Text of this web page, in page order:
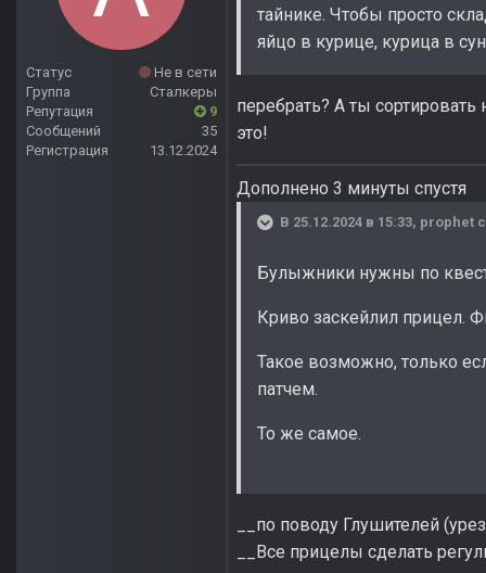
Статус
Не в сети
Группа
Сталкеры
Репутация
9
Сообщений
35
Регистрация
13.12.2024
тайнике. Чтобы просто
яйцо в курице, курица в
перебрать? А ты
это!
Дополнено 3 минуты спустя
В 25.12.2024 в 15:33, prophet
Булыжники нужны по
Криво заскейлил прицел.
Такое возможно, только
патчем.
То же самое.
__по поводу Глушителей
__Все прицелы сделать